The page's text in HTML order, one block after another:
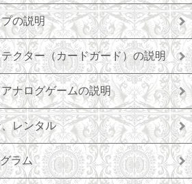
の説明
クター（カードガード）の説明
ナログゲームの説明
レンタル
ラム